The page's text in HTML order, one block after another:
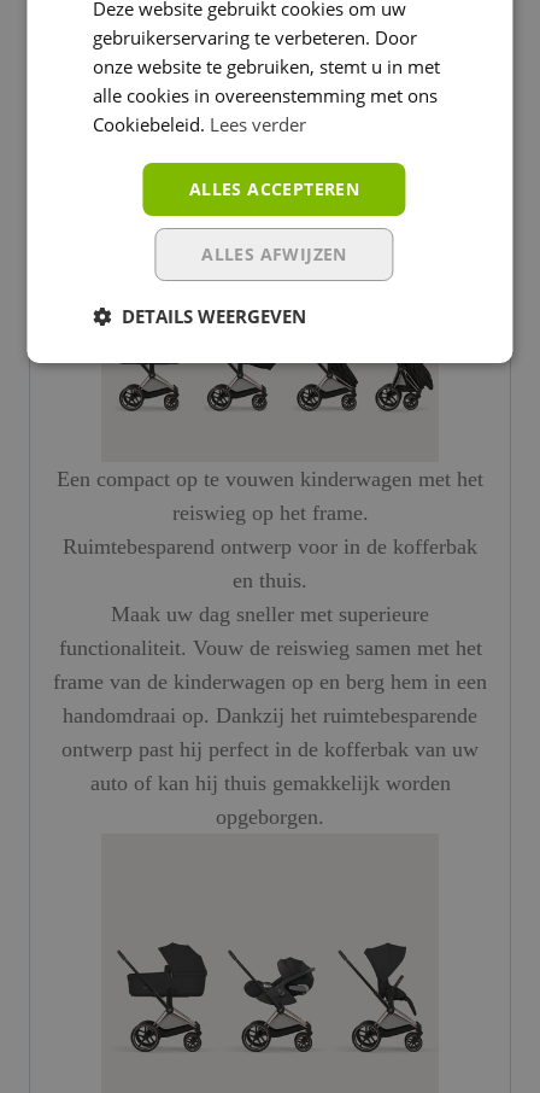
en een ademend matras garanderen comfort vanaf
de eerste dag. Dankzij de hogere positie van de
reiswieg bent u dichter bij uw pasgeborene voor
intieme momenten.
Een compact op te vouwen kinderwagen met het
reiswieg op het frame.
Ruimtebesparend ontwerp voor in de kofferbak
en thuis.
Maak uw dag sneller met superieure
functionaliteit. Vouw de reiswieg samen met het
frame van de kinderwagen op en berg hem in een
handomdraai op. Dankzij het ruimtebesparende
ontwerp past hij perfect in de kofferbak van uw
auto of kan hij thuis gemakkelijk worden
opgeborgen.
Deze website gebruikt cookies om uw
gebruikerservaring te verbeteren. Door
onze website te gebruiken, stemt u in met
alle cookies in overeenstemming met ons
Cookiebeleid. Lees verder
ALLES ACCEPTEREN
ALLES AFWIJZEN
DETAILS WEERGEVEN